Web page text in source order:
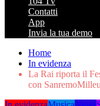
Contatti
App
Invia la tua demo
Home
In evidenza
La Rai riporta il
con